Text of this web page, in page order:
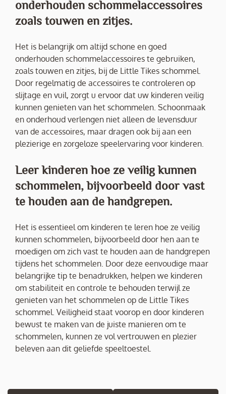
onderhouden schommelaccessoires
zoals touwen en zitjes.
Het is belangrijk om altijd schone en goed
onderhouden schommelaccessoires te gebruiken,
zoals touwen en zitjes, bij de Little Tikes schommel.
Door regelmatig de accessoires te controleren op
slijtage en vuil, zorgt u ervoor dat uw kinderen veilig
kunnen genieten van het schommelen. Schoonmaak
en onderhoud verlengen niet alleen de levensduur
van de accessoires, maar dragen ook bij aan een
plezierige en zorgeloze speelervaring voor kinderen.
Leer kinderen hoe ze veilig kunnen
schommelen, bijvoorbeeld door vast
te houden aan de handgrepen.
Het is essentieel om kinderen te leren hoe ze veilig
kunnen schommelen, bijvoorbeeld door hen aan te
moedigen om zich vast te houden aan de handgrepen
tijdens het schommelen. Door deze eenvoudige maar
belangrijke tip te benadrukken, helpen we kinderen
om stabiliteit en controle te behouden terwijl ze
genieten van het schommelen op de Little Tikes
schommel. Veiligheid staat voorop en door kinderen
bewust te maken van de juiste manieren om te
schommelen, kunnen ze vol vertrouwen en plezier
beleven aan dit geliefde speeltoestel.